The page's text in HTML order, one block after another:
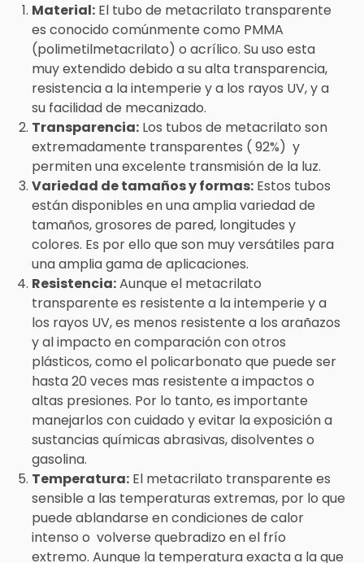
Material: El tubo de metacrilato transparente
es conocido comúnmente como PMMA
(polimetilmetacrilato) o acrílico. Su uso esta
muy extendido debido a su alta transparencia,
resistencia a la intemperie y a los rayos UV, y a
su facilidad de mecanizado.
Transparencia: Los tubos de metacrilato son
extremadamente transparentes ( 92%) y
permiten una excelente transmisión de la luz.
Variedad de tamaños y formas: Estos tubos
están disponibles en una amplia variedad de
tamaños, grosores de pared, longitudes y
colores. Es por ello que son muy versátiles para
una amplia gama de aplicaciones.
Resistencia:Aunque el metacrilato
transparente es resistente a la intemperie y a
los rayos UV, es menos resistente a los arañazos
y al impacto en comparación con otros
plásticos, como el policarbonato que puede ser
hasta 20 veces mas resistente a impactos o
altas presiones. Por lo tanto, es importante
manejarlos con cuidado y evitar la exposición a
sustancias químicas abrasivas, disolventes o
gasolina.
Temperatura: El metacrilato transparente es
sensible a las temperaturas extremas, por lo que
puede ablandarse en condiciones de calor
intenso o volverse quebradizo en el frío
extremo. Aunque la temperatura exacta a la que